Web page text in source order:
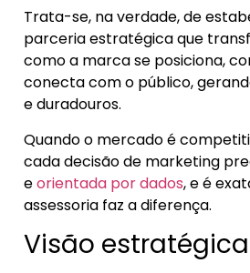
Trata-se, na verdade, de
parceria estratégica que
como a marca se posiciona,
conecta com o público,
e duradouros.
Quando o mercado é
cada decisão de marketing
eorientada por dados, e é
assessoria faz a diferença.
Visão